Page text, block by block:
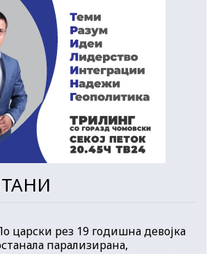
царски рез 19 годишна девојка
парализирана,